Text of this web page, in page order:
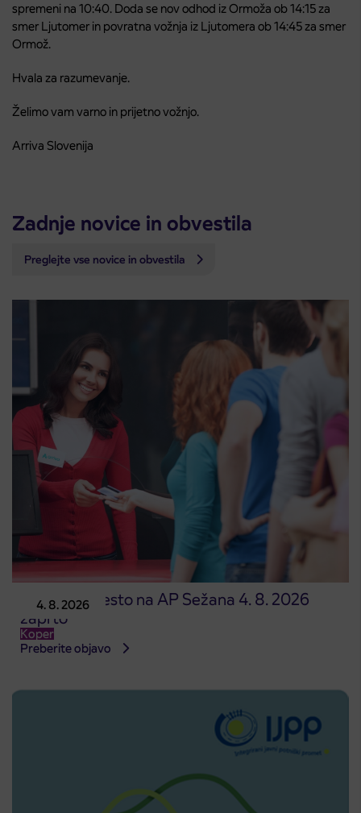
spremeni na 10:40. Doda se nov odhod iz Ormoža ob 14:15 za
smer Ljutomer in povratna vožnja iz Ljutomera ob 14:45 za smer
Ormož.
Hvala za razumevanje.
Želimo vam varno in prijetno vožnjo.
Arriva Slovenija
Zadnje novice in obvestila
Preglejte vse novice in obvestila
4. 8. 2026
Prodajno mesto na AP Sežana 4. 8. 2026
zaprto
Koper
Preberite objavo